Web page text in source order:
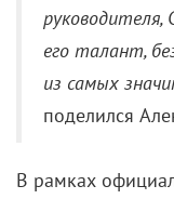
руководителя,
его талант,
из самых
поделился
В рамках